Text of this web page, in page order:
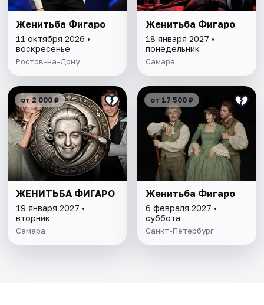
Женитьба Фигаро
11 октября 2026 •
воскресенье
Ростов-на-Дону
Женитьба Фигаро
18 января 2027 •
понедельник
Самара
от 2 000 ₽
ЖЕНИТЬБА ФИГАРО
19 января 2027 •
вторник
Самара
от 17 500 ₽
Женитьба Фигаро
6 февраля 2027 •
суббота
Санкт-Петербург